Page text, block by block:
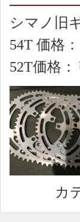
シマノ旧
54T 価格
52T価格
カ